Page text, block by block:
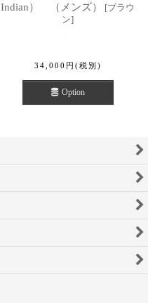
Indian） （メンズ）
[ブラウ
ン]
34,000 円 (税別)
Option